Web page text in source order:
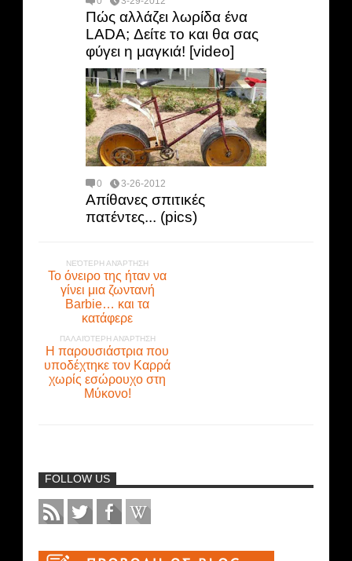
Πώς αλλάζει λωρίδα ένα
LADA; Δείτε το και θα σας
φύγει η μαγκιά! [video]
0 3-26-2012
Απίθανες σπιτικές
πατέντες... (pics)
ΝΕΌΤΕΡΗ ΑΝΆΡΤΗΣΗ
Το όνειρο της ήταν να
γίνει μια ζωντανή
Barbie… και τα
κατάφερε
ΠΑΛΑΙΌΤΕΡΗ ΑΝΆΡΤΗΣΗ
Η παρουσιάστρια που
υποδέχτηκε τον Καρρά
χωρίς εσώρουχο στη
Μύκονο!
FOLLOW US